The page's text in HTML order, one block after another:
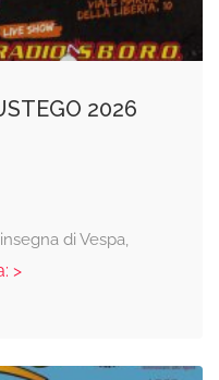
2026
di Vespa,
>